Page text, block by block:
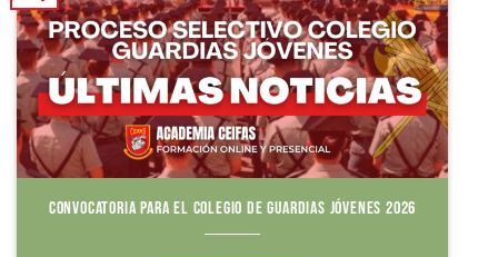
CONVOCATORIA PARA EL COLEGIO DE GUARDIAS JÓVENES 2026